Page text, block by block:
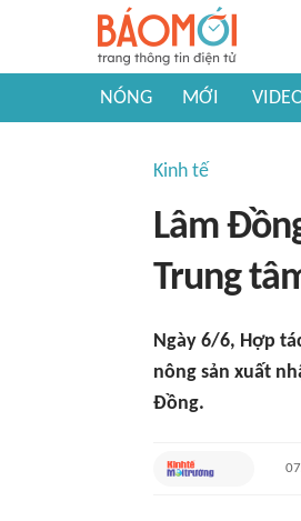
NÓNG MỚI
Kinh tế
Lâm
Trung
Ngày 6/6, Hợp
nông sản xuất
Đồng.